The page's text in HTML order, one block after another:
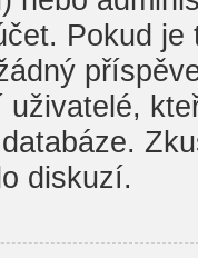
Pokud
uživatelé,
diskuzí.